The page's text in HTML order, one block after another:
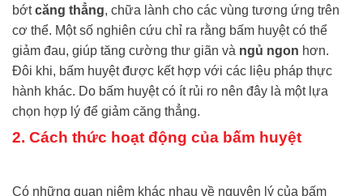
bớtcăng thẳng, chữa lành cho các vùng tương ứng trên
cơ thể. Một số nghiên cứu chỉ ra rằng bấm huyệt có thể
giảm đau, giúp tăng cường thư giãn và ngủ ngon hơn.
Đôi khi, bấm huyệt được kết hợp với các liệu pháp thực
hành khác. Do bấm huyệt có ít rủi ro nên đây là một lựa
chọn hợp lý để giảm căng thẳng.
2. Cách thức hoạt động của bấm huyệt
Có những quan niệm khác nhau về nguyên lý của bấm